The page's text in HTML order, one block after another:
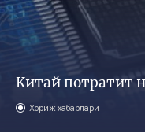
Китай потратит
Хориж хабарлари